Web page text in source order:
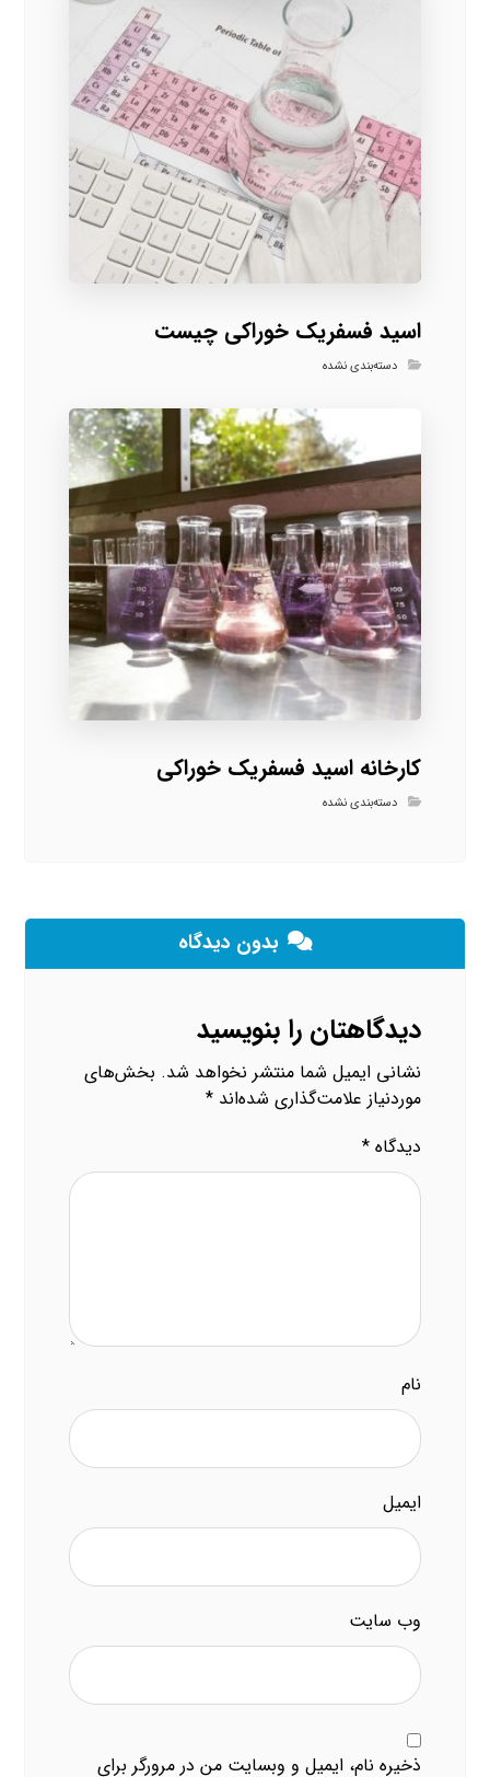
اسید فسفریک خوراکی چیست
دسته‌بندی نشده
کارخانه اسید فسفریک خوراکی
دسته‌بندی نشده
بدون دیدگاه
دیدگاهتان را بنویسید
نشانی ایمیل شما منتشر نخواهد شد. بخش‌های
موردنیاز علامت‌گذاری شده‌اند*
دیدگاه*
نام
ایمیل
وب‌ سایت
ذخیره نام، ایمیل و وبسایت من در مرورگر برای